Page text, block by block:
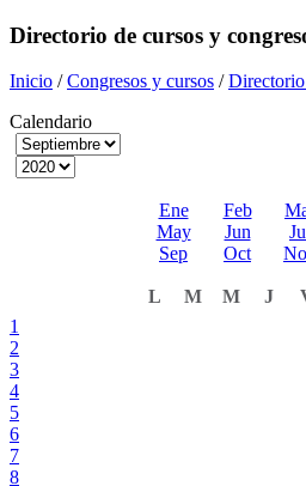
Directorio de cursos y
Inicio /Congresos y cursos /Directorio
Calendario
Ene Feb
May
Jun
Sep
Oct
L M M J
1
2
3
4
5
6
7
8